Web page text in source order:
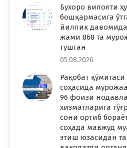
Бухоро вилояти
бошқармасига
йиллик
жами 868 та
тушган
05.08.2026
Рақобат
соҳасида
96 фоизи
хизматларига
сони ортиб
соҳада мавжуд
этиш юзасидан